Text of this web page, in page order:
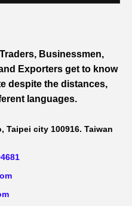
Businessmen,
Exporters get to know
despite the distances,
languages.
Taipei city 100916. Taiwan